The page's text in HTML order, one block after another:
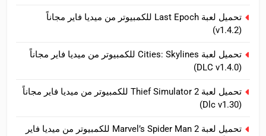
تحميل لعبة Last Epoch للكمبيوتر من ميديا فاير مجاناً
(v1.4.2)
تحميل لعبة Cities: Skylines للكمبيوتر من ميديا فاير مجاناً
(DLC v1.4.0)
تحميل لعبة Thief Simulator 2 للكمبيوتر من ميديا فاير مجاناً
(Dlc v1.30)
تحميل لعبة Marvel’s Spider Man 2 للكمبيوتر من ميديا فاير